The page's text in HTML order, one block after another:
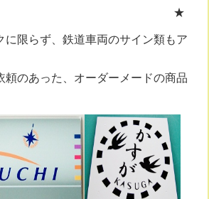
★
限らず、鉄道車両のサイン類もア
頼のあった、オーダーメードの商品